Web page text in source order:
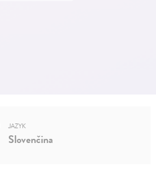
JAZYK
Slovenčina